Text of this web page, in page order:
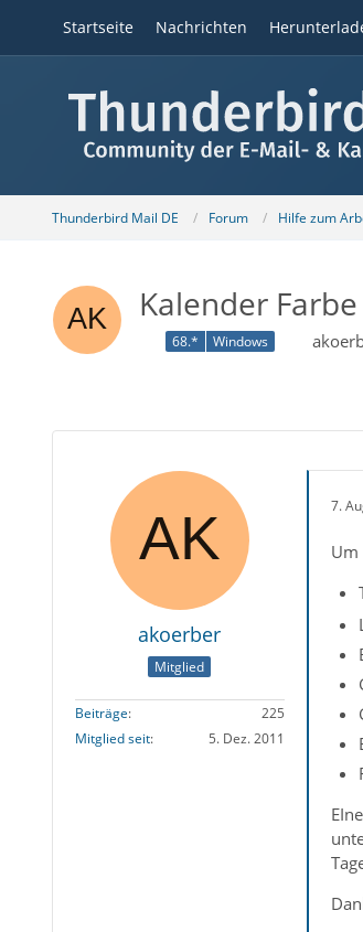
Startseite Nachrichten
Thunderbird Mail DE Forum Hilfe zum
Kalender
68.* Windows
akoerber
Mitglied
Beiträge
225
Mitglied seit
5. Dez. 2011
7.
Um